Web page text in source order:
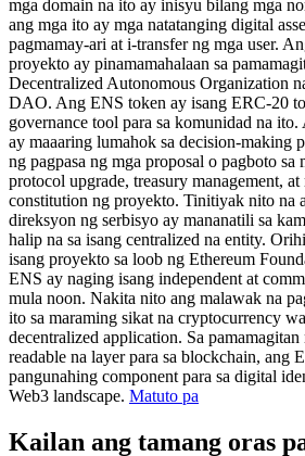
mga domain na ito ay inisyu bilang mga
ang mga ito ay mga natatanging digital
pagmamay-ari at i-transfer ng mga user.
proyekto ay pinamamahalaan sa
Decentralized Autonomous Organization
DAO. Ang ENS token ay isang ERC-20
governance tool para sa komunidad na
ay maaaring lumahok sa decision-making
ng pagpasa ng mga proposal o pagboto sa
protocol upgrade, treasury management, at
constitution ng proyekto. Tinitiyak nito na
direksyon ng serbisyo ay mananatili sa
halip na sa isang centralized na entity.
isang proyekto sa loob ng Ethereum
ENS ay naging isang independent at
mula noon. Nakita nito ang malawak na
ito sa maraming sikat na cryptocurrency
decentralized application. Sa
readable na layer para sa blockchain, ang
pangunahing component para sa digital
Web3 landscape. Matuto pa
Kailan ang tamang oras